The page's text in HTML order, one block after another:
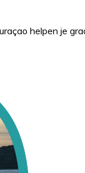
helpen je